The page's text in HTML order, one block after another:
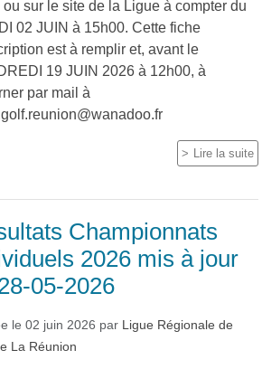
sur le site de la Ligue à compter du
02 JUIN à 15h00. Cette fiche
est à remplir et, avant le
19 JUIN 2026 à 12h00, à
par mail à
Lire la suite
Championnats
2026 mis à jour
05-2026
le 02 juin 2026 par Ligue Régionale de
La Réunion